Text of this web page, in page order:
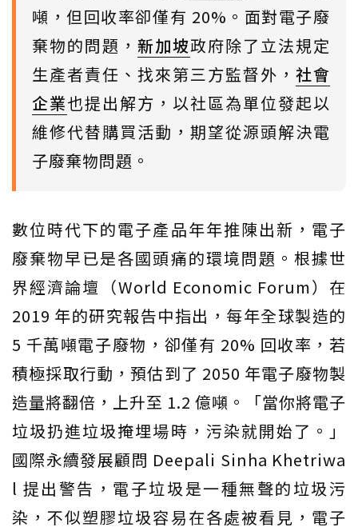
噸，但回收率卻僅有 20%。面對電子廢
棄物的問題， 新加坡政府除了立法規定
生產者責任、找來第三方監督外， 社會
企業也提出解方，以社區為單位發起以
維修代替購買活動，期望從源頭解決電
子廢棄物問題。
數位時代下的電子產品年年推陳出新，電子
廢棄物早已是各國頭痛的環境問題。根據世
界經濟論壇（World Economic Forum）在
2019 年的研究報告中指出，每年全球製造的
5 千萬噸電子廢物，卻僅有 20% 回收率，若
積極採取行動，預估到了 2050 年電子廢物製
造量將翻倍，上升至 1.2 億噸。「當你將電子
垃圾扔進垃圾掩埋場時，污染就開始了。」
國際永續發展顧問 Deepali Sinha Khetriwa
l 提出警告，電子垃圾是一種無聲的垃圾污
染，不似塑膠垃圾容易在各處被看見，電子